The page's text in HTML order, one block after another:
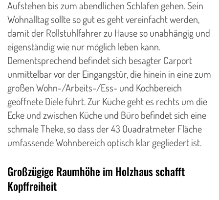
Aufstehen bis zum abendlichen Schlafen gehen. Sein
Wohnalltag sollte so gut es geht vereinfacht werden,
damit der Rollstuhlfahrer zu Hause so unabhängig und
eigenständig wie nur möglich leben kann.
Dementsprechend befindet sich besagter Carport
unmittelbar vor der Eingangstür, die hinein in eine zum
großen Wohn-/Arbeits-/Ess- und Kochbereich
geöffnete Diele führt. Zur Küche geht es rechts um die
Ecke und zwischen Küche und Büro befindet sich eine
schmale Theke, so dass der 43 Quadratmeter Fläche
umfassende Wohnbereich optisch klar gegliedert ist.
Großzügige Raumhöhe im Holzhaus schafft
Kopffreiheit